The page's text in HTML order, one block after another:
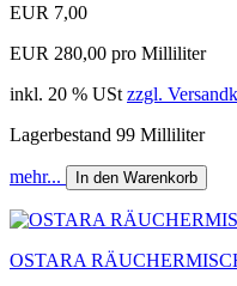
EUR 7,00
EUR 280,00 pro Milliliter
inkl. 20 % USt zzgl.
Lagerbestand 99 Milliliter
mehr... In den Warenkorb
OSTARA